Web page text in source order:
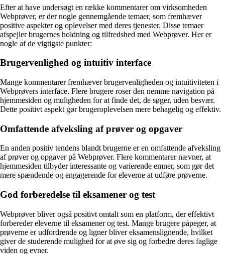
Efter at have undersøgt en række kommentarer om virksomheden
Webprøver, er der nogle gennemgående temaer, som fremhæver
positive aspekter og oplevelser med deres tjenester. Disse temaer
afspejler brugernes holdning og tilfredshed med Webprøver. Her er
nogle af de vigtigste punkter:
Brugervenlighed og intuitiv interface
Mange kommentarer fremhæver brugervenligheden og intuitiviteten i
Webprøvers interface. Flere brugere roser den nemme navigation på
hjemmesiden og muligheden for at finde det, de søger, uden besvær.
Dette positivt aspekt gør brugeroplevelsen mere behagelig og effektiv.
Omfattende afveksling af prøver og opgaver
En anden positiv tendens blandt brugerne er en omfattende afveksling
af prøver og opgaver på Webprøver. Flere kommentarer nævner, at
hjemmesiden tilbyder interessante og varierende emner, som gør det
mere spændende og engagerende for eleverne at udføre prøverne.
God forberedelse til eksamener og test
Webprøver bliver også positivt omtalt som en platform, der effektivt
forbereder eleverne til eksamener og test. Mange brugere påpeger, at
prøverne er udfordrende og ligner bliver eksamenslignende, hvilket
giver de studerende mulighed for at øve sig og forbedre deres faglige
viden og evner.